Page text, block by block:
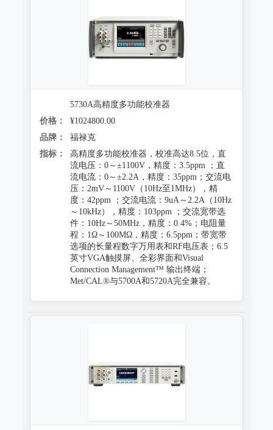
5730A高精度多功能校准器
价格：
¥1024800.00
品牌：
福禄克
指标：
高精度多功能校准器，校准高达8.5位，直
流电压：0～±1100V，精度：3.5ppm ；直
流电流：0～±2.2A，精度：35ppm；交流电
压：2mV～1100V（10Hz至1MHz），精
度：42ppm ；交流电流：9uA～2.2A（10Hz
～10kHz），精度：103ppm ；交流宽带选
件：10Hz～50MHz，精度：0.4%；电阻量
程：1Ω～100MΩ，精度：6.5ppm；带宽带
选项的长量程数字万用表和RF电压表；6.5
英寸VGA触摸屏、全彩界面和Visual
Connection Management™ 输出终端；
Met/CAL®与5700A和5720A完全兼容。